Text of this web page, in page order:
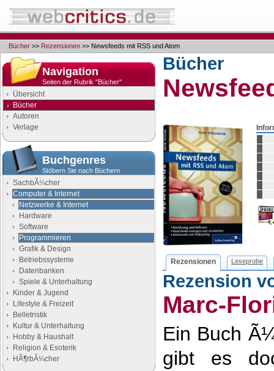
Bücher >> Rezensionen >> Newsfeeds mit RSS und Atom
Navigation
Seiten der Rubrik "Bücher"
Übersicht
Bücher
Autoren
Verlage
Buchgenres
Stöbern Sie nach Büchern
SachbÃ¼cher
Computer & Internet
Netzwerke & Internet
Hardware
Software
Programmieren
Grafik & Design
Betriebssysteme
Datenbanken
Spiele & Unterhaltung
Kinder & Jugend
Lifestyle & Freizeit
Belletristik
Kultur & Unterhaltung
Hobby & Haushalt
Religion & Esoterik
HÃ¶rbÃ¼cher
Bücher
Rezensionen Leseprobe
Rezension
Marc-
Ein Buch
gibt es